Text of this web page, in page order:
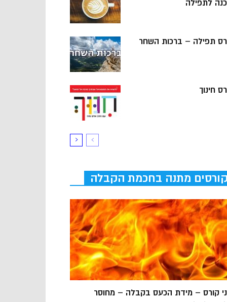
לתפילה
תפילה – ברכות השחר
חינוך
מתנה בחכמת הקבלה
קורס – מידת הכעס בקבלה – מחוסר